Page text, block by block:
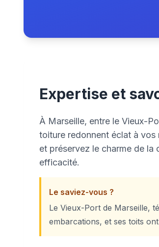
Expertise et
À Marseille, entre le Vieux-
toiture redonnent éclat à
et préservez le charme de la
efficacité.
Le saviez-vous ?
Le Vieux-Port de Marseille,
embarcations, et ses toits